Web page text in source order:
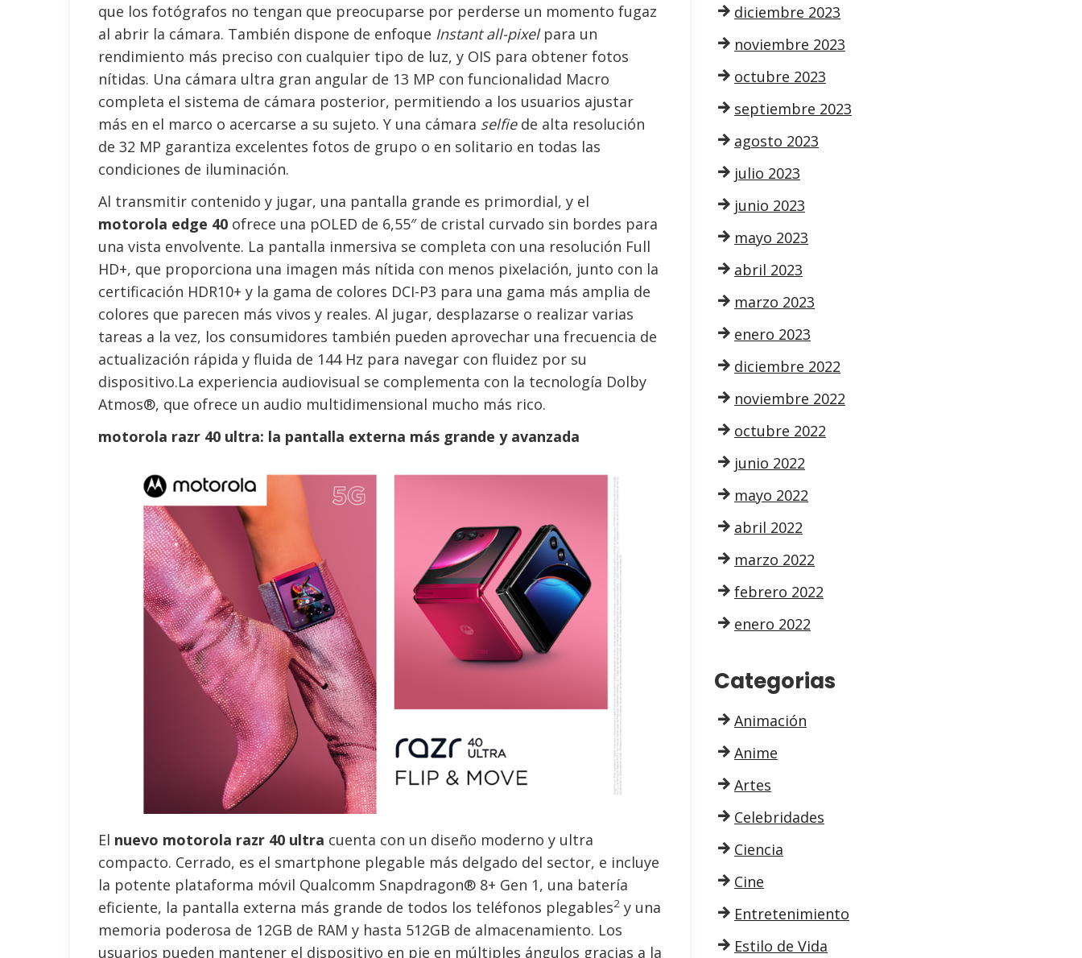
que los fotógrafos no tengan que preocuparse por perderse un momento fugaz
al abrir la cámara. También dispone de enfoque Instant all-pixelpara un
rendimiento más preciso con cualquier tipo de luz, y OIS para obtener fotos
nítidas. Una cámara ultra gran angular de 13 MP con funcionalidad Macro
completa el sistema de cámara posterior, permitiendo a los usuarios ajustar
más en el marco o acercarse a su sujeto. Y una cámara selfiede alta resolución
de 32 MP garantiza excelentes fotos de grupo o en solitario en todas las
condiciones de iluminación.
Al transmitir contenido y jugar, una pantalla grande es primordial, y el
motorola edge 40 ofrece una pOLED de 6,55″ de cristal curvado sin bordes para
una vista envolvente. La pantalla inmersiva se completa con una resolución Full
HD+, que proporciona una imagen más nítida con menos pixelación, junto con la
certificación HDR10+ y la gama de colores DCI-P3 para una gama más amplia de
colores que parecen más vivos y reales. Al jugar, desplazarse o realizar varias
tareas a la vez, los consumidores también pueden aprovechar una frecuencia de
actualización rápida y fluida de 144 Hz para navegar con fluidez por su
dispositivo.La experiencia audiovisual se complementa con la tecnología Dolby
Atmos®, que ofrece un audio multidimensional mucho más rico.
motorola razr 40 ultra: la pantalla externa más grande y avanzada
El nuevo motorola razr 40 ultra cuenta con un diseño moderno y ultra
compacto. Cerrado, es el smartphone plegable más delgado del sector, e incluye
la potente plataforma móvil Qualcomm Snapdragon® 8+ Gen 1, una batería
eficiente, la pantalla externa más grande de todos los teléfonos plegables2 y una
memoria poderosa de 12GB de RAM y hasta 512GB de almacenamiento. Los
usuarios pueden mantener el dispositivo en pie en múltiples ángulos gracias a la
diciembre 2023
noviembre 2023
octubre 2023
septiembre 2023
agosto 2023
julio 2023
junio 2023
mayo 2023
abril 2023
marzo 2023
enero 2023
diciembre 2022
noviembre 2022
octubre 2022
junio 2022
mayo 2022
abril 2022
marzo 2022
febrero 2022
enero 2022
Categorias
Animación
Anime
Artes
Celebridades
Ciencia
Cine
Entretenimiento
Estilo de Vida